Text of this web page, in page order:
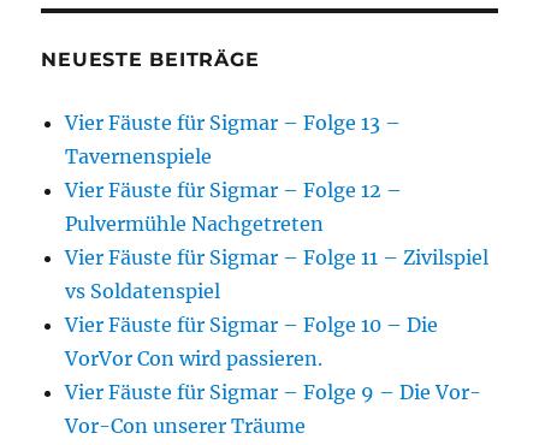
NEUESTE BEITRÄGE
Vier Fäuste für Sigmar – Folge 13 –
Tavernenspiele
Vier Fäuste für Sigmar – Folge 12 –
Pulvermühle Nachgetreten
Vier Fäuste für Sigmar – Folge 11 – Zivilspiel
vs Soldatenspiel
Vier Fäuste für Sigmar – Folge 10 – Die
VorVor Con wird passieren.
Vier Fäuste für Sigmar – Folge 9 – Die Vor-
Vor-Con unserer Träume